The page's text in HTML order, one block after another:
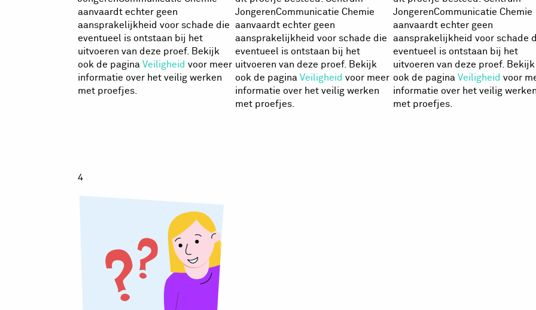
aanvaardt echter geen
aansprakelijkheid voor schade die
eventueel is ontstaan bij het
uitvoeren van deze proef. Bekijk
ook de pagina Veiligheid voor meer
informatie over het veilig werken
met proefjes.
JongerenCommunicatie Chemie
aanvaardt echter geen
aansprakelijkheid voor schade die
eventueel is ontstaan bij het
uitvoeren van deze proef. Bekijk
ook de paginaVeiligheid voor meer
informatie over het veilig werken
met proefjes.
JongerenCommunicatie Chemie
aanvaardt echter geen
aansprakelijkheid voor schade
eventueel is ontstaan bij het
uitvoeren van deze proef. Bekijk
ook de pagina Veiligheid voor
informatie over het veilig
met proefjes.
4